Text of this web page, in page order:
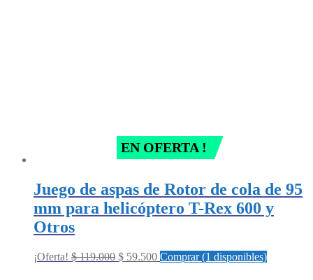
EN OFERTA !
Juego de aspas de Rotor de cola de 95
mm para helicóptero T-Rex 600 y
Otros
¡Oferta! $119.000 Original
$ 59.500Current
Comprar (1 disponibles)